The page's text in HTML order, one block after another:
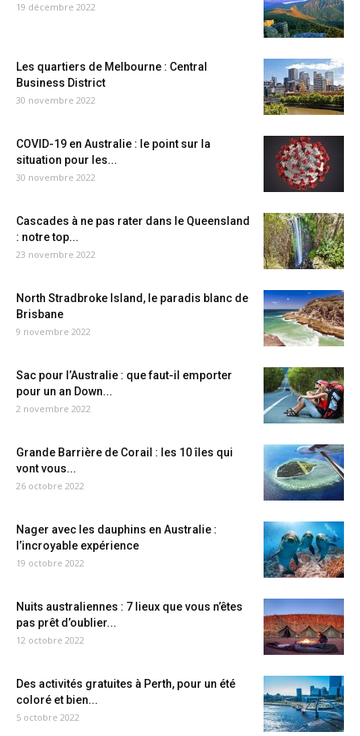
19 décembre 2022
Les quartiers de Melbourne : Central
Business District
30 novembre 2022
COVID-19 en Australie : le point sur la
situation pour les...
30 novembre 2022
Cascades à ne pas rater dans le Queensland
: notre top...
23 novembre 2022
North Stradbroke Island, le paradis blanc de
Brisbane
9 novembre 2022
Sac pour l’Australie : que faut-il emporter
pour un an Down...
2 novembre 2022
Grande Barrière de Corail : les 10 îles qui
vont vous...
26 octobre 2022
Nager avec les dauphins en Australie :
l’incroyable expérience
19 octobre 2022
Nuits australiennes : 7 lieux que vous n’êtes
pas prêt d’oublier...
12 octobre 2022
Des activités gratuites à Perth, pour un été
coloré et bien...
5 octobre 2022